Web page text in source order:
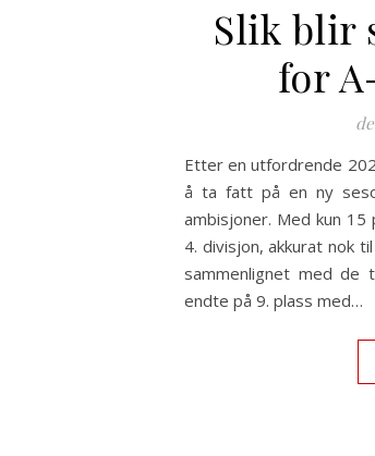
Slik blir
for
Etter en utfordrende
å ta fatt på en ny
ambisjoner. Med kun
4. divisjon, akkurat nok
sammenlignet med de
endte på 9. plass med…